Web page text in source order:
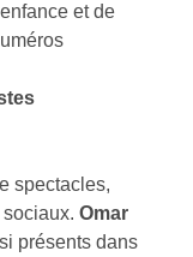
et de
spectacles,
Omar
présents dans